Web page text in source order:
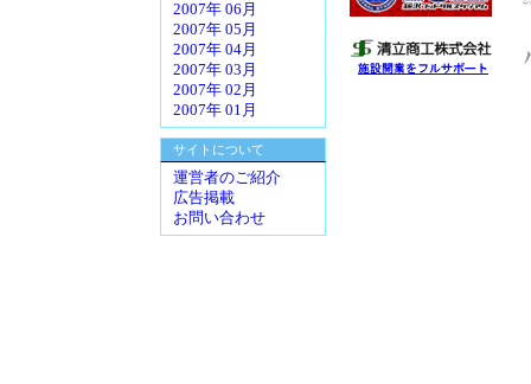
2007年 06月
2007年 05月
2007年 04月
2007年 03月
2007年 02月
2007年 01月
サイトについて
運営者のご紹介
広告掲載
お問い合わせ